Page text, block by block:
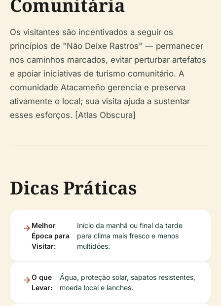
Comunitária
Os visitantes são incentivados a seguir os
princípios de "Não Deixe Rastros" — permanecer
nos caminhos marcados, evitar perturbar artefatos
e apoiar iniciativas de turismo comunitário. A
comunidade Atacameño gerencia e preserva
ativamente o local; sua visita ajuda a sustentar
esses esforços. [Atlas Obscura]
Dicas Práticas
Melhor
Época para
Visitar:
Início da manhã ou final da tarde
para clima mais fresco e menos
multidões.
O que
Levar:
Água, proteção solar, sapatos resistentes,
moeda local e lanches.